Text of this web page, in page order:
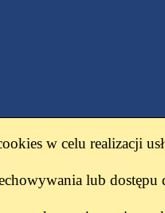
w celu realizacji
lub